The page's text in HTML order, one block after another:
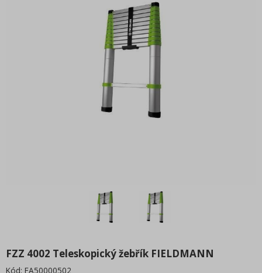
BÍLÉ ZBOŽÍ
SPOTŘEBNÍ MATERIÁL
Kamna a sporáky
FZZ 4002 Teleskopický žebřík FIELDMANN
Kód: FA50000502